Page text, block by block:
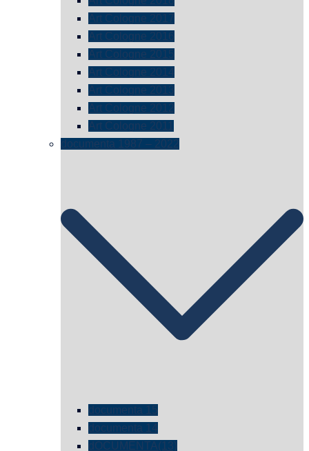
Art Cologne 2017
Art Cologne 2016
Art Cologne 2015
Art Cologne 2014
Art Cologne 2013
Art Cologne 2012
Art Cologne 2011
documenta 1987 – 2022
documenta 15
documenta 14
dOCUMENTA(13)